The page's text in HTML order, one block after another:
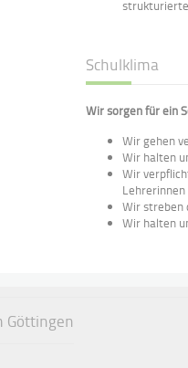
Schulklima
Wir sorgen für ein
Wir gehen
Wir halten
Wir
Wir streben
Wir halten
Göttingen